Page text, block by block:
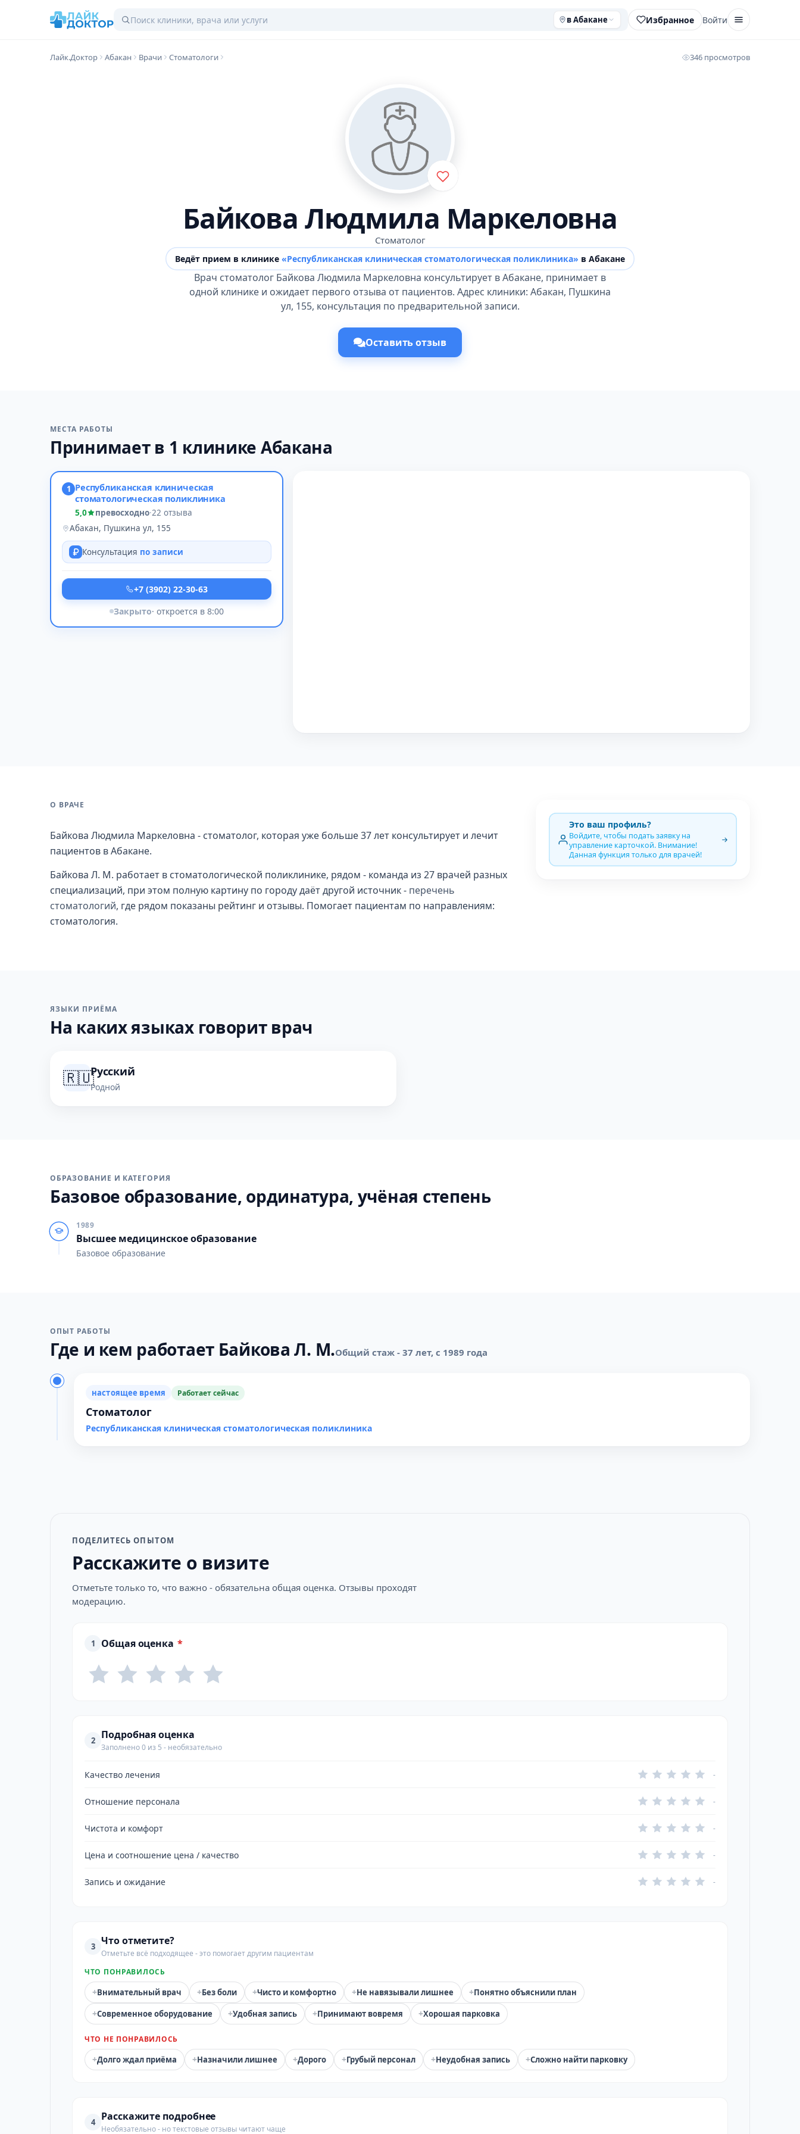
в Абакане Избранное Войти
Лайк.Доктор Абакан Врачи Стоматологи 346 просмотров
Байкова Людмила Маркеловна
Стоматолог
Ведёт прием в клинике «Республиканская клиническая стоматологическая поликлиника» в Абакане
Врач стоматолог Байкова Людмила Маркеловна консультирует в Абакане, принимает в
одной клинике и ожидает первого отзыва от пациентов. Адрес клиники: Абакан, Пушкина
ул, 155, консультация по предварительной записи.
Оставить отзыв
МЕСТА РАБОТЫ
Принимает в 1 клинике Абакана
1 Республиканская клиническая
стоматологическая поликлиника
5,0 превосходно·22 отзыва
Абакан, Пушкина ул, 155
Консультация по записи
+7 (3902) 22-30-63
Закрыто· откроется в 8:00
О ВРАЧЕ
Байкова Людмила Маркеловна - стоматолог, которая уже больше 37 лет консультирует и лечит
пациентов в Абакане.
Байкова Л. М. работает в стоматологической поликлинике, рядом - команда из 27 врачей разных
специализаций, при этом полную картину по городу даёт другой источник - перечень
стоматологий, где рядом показаны рейтинг и отзывы. Помогает пациентам по направлениям:
стоматология.
Это ваш профиль?
Войдите, чтобы подать заявку на
управление карточкой. Внимание!
Данная функция только для врачей!
ЯЗЫКИ ПРИЁМА
На каких языках говорит врач
🇷🇺Русский
Родной
ОБРАЗОВАНИЕ И КАТЕГОРИЯ
Базовое образование, ординатура, учёная степень
1989
Высшее медицинское образование
Базовое образование
ОПЫТ РАБОТЫ
Где и кем работает Байкова Л. М.Общий стаж - 37 лет, с 1989 года
настоящее время Работает сейчас
Стоматолог
Республиканская клиническая стоматологическая поликлиника
ПОДЕЛИТЕСЬ ОПЫТОМ
Расскажите о визите
Отметьте только то, что важно - обязательна общая оценка. Отзывы проходят
модерацию.
1 Общая оценка *
2 Подробная оценка
Заполнено 0 из 5 - необязательно
Качество лечения -
Отношение персонала -
Чистота и комфорт -
Цена и соотношение цена / качество -
Запись и ожидание -
3 Что отметите?
Отметьте всё подходящее - это помогает другим пациентам
ЧТО ПОНРАВИЛОСЬ
+Внимательный врач +Без боли +Чисто и комфортно +Не навязывали лишнее +Понятно объяснили план
+Современное оборудование +Удобная запись +Принимают вовремя +Хорошая парковка
ЧТО НЕ ПОНРАВИЛОСЬ
+Долго ждал приёма +Назначили лишнее +Дорого +Грубый персонал +Неудобная запись +Сложно найти парковку
4 Расскажите подробнее
Необязательно - но текстовые отзывы читают чаще